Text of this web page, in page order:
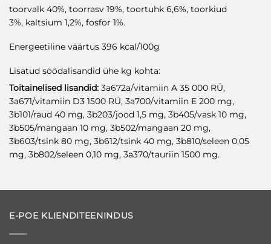
toorvalk 40%, toorrasv 19%, toortuhk 6,6%, toorkiud
3%, kaltsium 1,2%, fosfor 1%.
Energeetiline väärtus 396 kcal/100g
Lisatud söödalisandid ühe kg kohta:
Toitainelised lisandid: 3a672a/vitamiin A 35 000 RÜ,
3a671/vitamiin D3 1500 RÜ, 3a700/vitamiin E 200 mg,
3b101/raud 40 mg, 3b203/jood 1,5 mg, 3b405/vask 10 mg,
3b505/mangaan 10 mg, 3b502/mangaan 20 mg,
3b603/tsink 80 mg, 3b612/tsink 40 mg, 3b810/seleen 0,05
mg, 3b802/seleen 0,10 mg, 3a370/tauriin 1500 mg.
E-POE KLIENDITEENINDUS